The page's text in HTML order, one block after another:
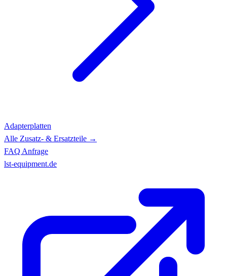
Adapterplatten
Alle Zusatz- & Ersatzteile →
FAQ Anfrage
lst-equipment.de